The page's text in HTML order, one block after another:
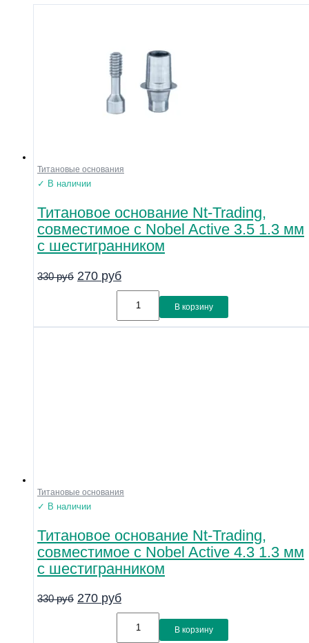
Бренд
Зернистость
Диаметр хвостовика (мм)
Напряжение
Размер
Линейка
Показать
Титановые основания
✓ В наличии
Титановое основание Nt-Trading,
совместимое с Nobel Active 3.5 1.3 мм
с шестигранником
330руб 270 руб
В корзину
Титановые основания
✓ В наличии
Титановое основание Nt-Trading,
совместимое с Nobel Active 4.3 1.3 мм
с шестигранником
330руб 270 руб
В корзину